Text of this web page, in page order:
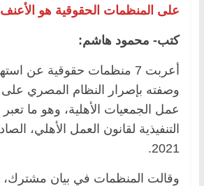
على المنظمات الحقوقية هو
كتب- محمود هاشم:
أعربت 7 منظمات حقوقية عن
وصفته بإصرار النظام المصري على
عمل الجمعيات الأهلية، وهو ما تعبر
التنفيذية لقانون العمل الأهلي،
2021.
وقالت المنظمات في بيان مشترك،